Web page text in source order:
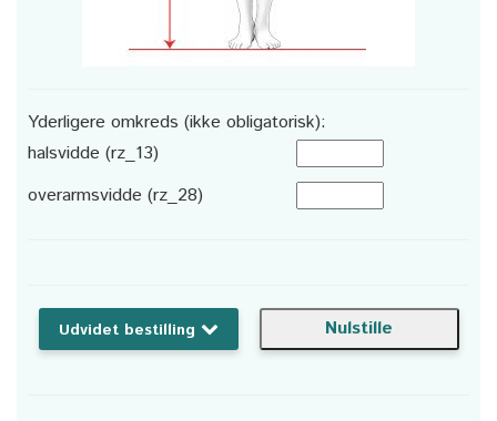
Yderligere omkreds (ikke obligatorisk):
halsvidde (rz_13)
overarmsvidde (rz_28)
Udvidet bestilling